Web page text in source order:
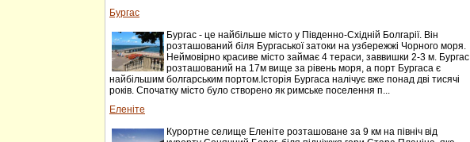
Бургас
Бургас - це найбільше місто у Південно-Східній Болгарії. Він
розташований біля Бургаської затоки на узбережжі Чорного моря.
Неймовірно красиве місто займає 4 тераси, заввишки 2-3 м. Бургас
розташований на 17м вище за рівень моря, а порт Бургаса є
найбільшим болгарським портом.Історія Бургаса налічує вже понад дві тисячі
років. Спочатку місто було створено як римське поселення п...
Еленіте
Курортне селище Еленіте розташоване за 9 км на північ від